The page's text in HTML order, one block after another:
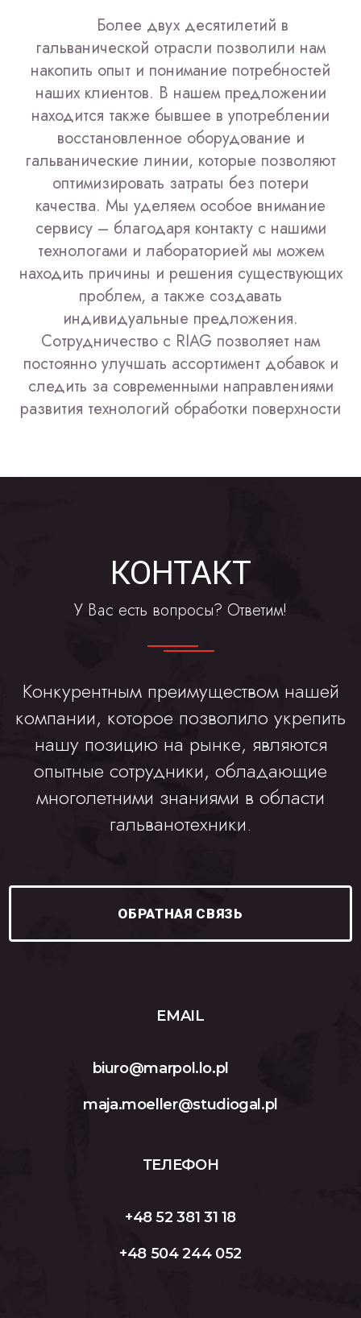
Более двух десятилетий в
гальванической отрасли позволили нам
накопить опыт и понимание потребностей
наших клиентов. В нашем предложении
находится также бывшее в употреблении
восстановленное оборудование и
гальванические линии, которые позволяют
оптимизировать затраты без потери
качества. Мы уделяем особое внимание
сервису – благодаря контакту с нашими
технологами и лабораторией мы можем
находить причины и решения существующих
проблем, а также создавать
индивидуальные предложения.
Сотрудничество с RIAG позволяет нам
постоянно улучшать ассортимент добавок и
следить за современными направлениями
развития технологий обработки поверхности
КОНТАКТ
У Вас есть вопросы? Ответим!
Конкурентным преимуществом нашей
компании, которое позволило укрепить
нашу позицию на рынке, являются
опытные сотрудники, обладающие
многолетними знаниями в области
гальванотехники.
ОБРАТНАЯ СВЯЗЬ
EMAIL
biuro@marpol.lo.pl
maja.moeller@studiogal.pl
ТЕЛЕФОН
+48 52 381 31 18
+48 504 244 052